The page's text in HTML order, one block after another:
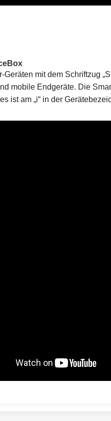
Geräten mit dem Schriftzug
mobile Endgeräte. Die
ist am „i“ in der